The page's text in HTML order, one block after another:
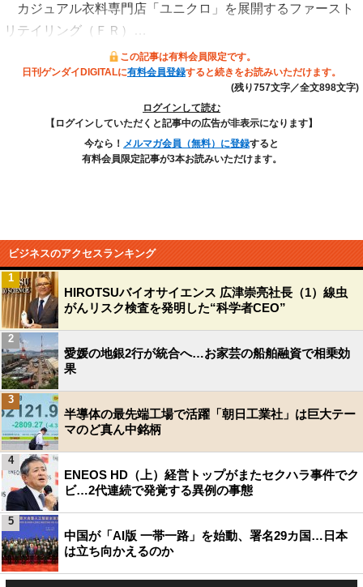
カジュアル衣料専門店「ユニクロ」を展開するファースト
リテイリング（ＦＲ）…
この記事は有料会員限定です。
日刊ゲンダイDIGITALに有料会員登録すると続きをお読みいただけます。
(残り757文字／全文898文字)
ログインして読む
【ログインしていただくと記事中の広告が非表示になります】
今なら！ メルマガ会員（無料）に登録すると
有料会員限定記事が3本お読みいただけます。
ビジネスのアクセスランキング
HIROTSUバイオサイエンス 広津崇亮社長（1）線虫
がんリスク検査を発明した“科学者CEO”
1
愛媛の地銀2行が統合へ…お家芸の船舶融資で相乗効
果
2
半導体の最先端工場で活躍「朝日工業社」は巨大テー
マのど真ん中銘柄
3
ENEOS HD（上）経営トップがまたセクハラ事件でク
ビ…2代連続で発覚する異例の事態
4
中国が「AI版 一帯一路」を始動、署名29カ国…日本
は立ち向かえるのか
5